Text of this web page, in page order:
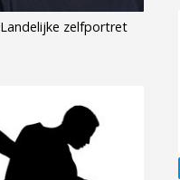
Landelijke zelfportret